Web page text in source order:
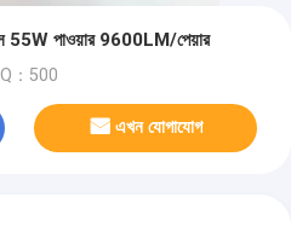
55W পাওয়ার 9600LM/পেয়ার
：500
এখন যোগাযোগ